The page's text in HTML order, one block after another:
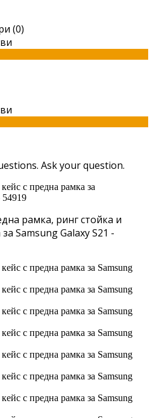
(0)
Ask your question.
рамка, ринг стойка и
Samsung Galaxy S21 -